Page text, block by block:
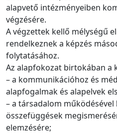
alapvető intézményeiben
végzésére.
A végzettek kellő mélységű
rendelkeznek a képzés
folytatásához.
Az alapfokozat birtokában a
– a kommunikációhoz és
alapfogalmak és alapelvek
– a társadalom működésével
összefüggések
elemzésére;